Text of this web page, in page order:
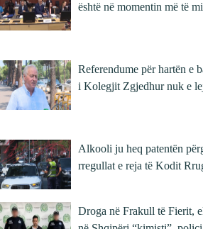
është në momentin më të
Referendume për hartën e
i Kolegjit Zgjedhur nuk e
Alkooli ju heq patentën
rregullat e reja të Kodit
Droga në Frakull të Fierit,